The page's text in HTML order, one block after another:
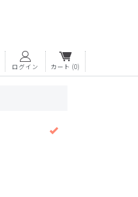
ログイン カート (0)